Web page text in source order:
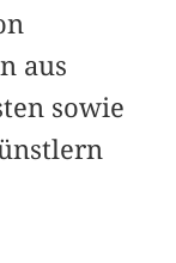
aus
sowie